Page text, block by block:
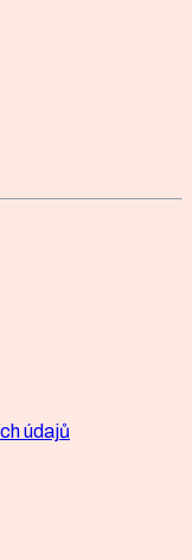
údajů